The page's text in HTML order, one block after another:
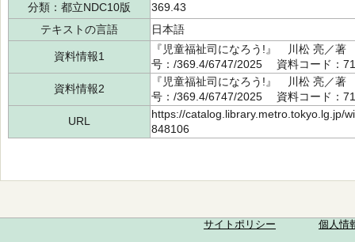
分類：都立NDC10版
369.43
テキストの言語
日本語
資料情報1
『児童福祉司になろう!』 川松 亮
号：/369.4/6747/2025 資料コード：
資料情報2
『児童福祉司になろう!』 川松 亮
号：/369.4/6747/2025 資料コード：
URL
https://catalog.library.metro.tokyo.lg.jp/
848106
サイトポリシー 個人情